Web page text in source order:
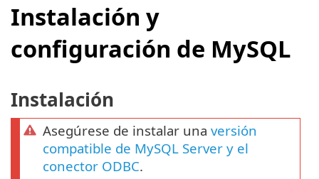
Instalación y
configuración de MySQL
Instalación
Asegúrese de instalar una versión
compatible de MySQL Server y el
conector ODBC.